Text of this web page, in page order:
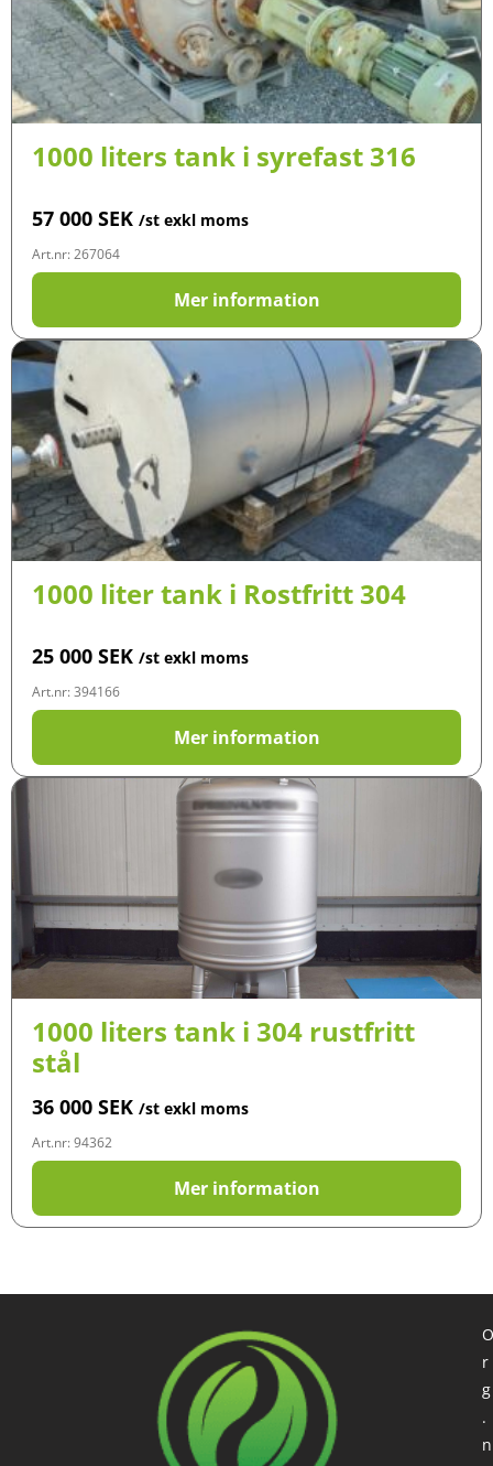
1000 liters tank i syrefast 316
57 000 SEK /st exkl moms
Art.nr: 267064
Mer information
1000 liter tank i Rostfritt 304
25 000 SEK /st exkl moms
Art.nr: 394166
Mer information
1000 liters tank i 304 rustfritt
stål
36 000 SEK /st exkl moms
Art.nr: 94362
Mer information
O
r
g
.
n